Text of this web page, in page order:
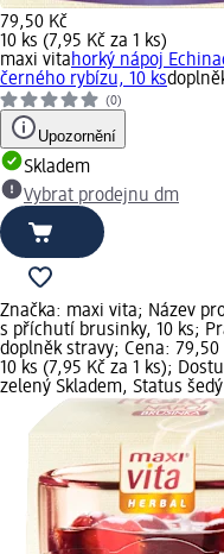
79,50 Kč
10 ks (7,95 Kč za 1 ks)
maxi vitahorký nápoj
černého rybízu, 10 ks
(0)
Upozornění
Skladem
Vybrat prodejnu dm
Značka: maxi vita; Název
s příchutí brusinky, 10 ks;
doplněk stravy; Cena: 79,50
10 ks (7,95 Kč za 1 ks);
zelený Skladem, Status